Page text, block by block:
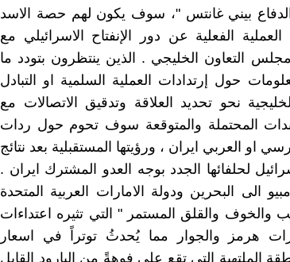
الدفاع بيني غانتس "، سوف يكون لهم حصة الاسد
الفعلية عن دور الإنفتاح الاسرائيلي مع
التعاون الخليجي . الذين ينتظرون بتودد ما
حول إرتدادات العملية السلمية او التبادل
نحو تحديد العلاقة وتدقيق الاتصالات مع
المحتملة والمتوقعة سوف تحوم حول ردات
او العربي ايران ، ورؤيتها المستقبلية بعد نتائج
لحلفائها الجدد بوجه العدو المشترك ايران .
الى البحرين ودولة الامارات العربية المتحدة
والخوف والقلق المستمر " التي تثيره اعتداءات
هرمز والجوار مما يُحدثُ توتراً في اسعار
الملتهبة التي تقع على فوهةً من البارود القابل